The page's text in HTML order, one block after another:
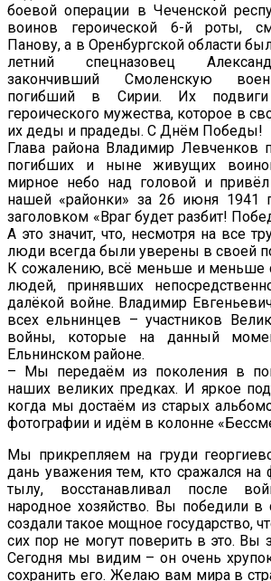
боевой операции в Чеченской
воинов героической 6-й роты,
Панову, а в Оренбургской области
летний спецназовец
закончивший Смоленскую
погибший в Сирии. Их
героического мужества, которое в
их деды и прадеды. С Днём Победы!
Глава района Владимир Левченков
погибших и ныне живущих
мирное небо над головой и
нашей «районки» за 26 июня
заголовком «Враг будет разбит!
А это значит, что, несмотря на все
люди всегда были уверены в своей
К сожалению, всё меньше и меньше
людей, принявших
далёкой войне. Владимир
всех ельнинцев – участников
войны, которые на данный
Ельнинском районе.
– Мы передаём из поколения в
наших великих предках. И яркое
когда мы достаём из старых
фотографии и идём в колонне
Мы прикрепляем на груди
дань уважения тем, кто сражался на
тылу, восстанавливал после
народное хозяйство. Вы победили
создали такое мощное государство,
сих пор не могут поверить в это. Вы
Сегодня мы видим – он очень
сохранить его. Желаю вам мира в